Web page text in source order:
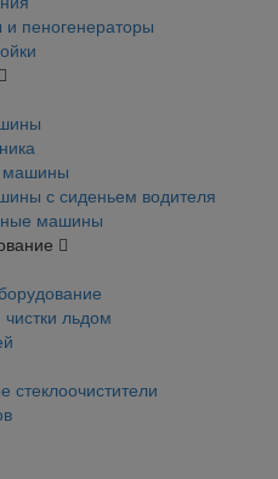
пеногенераторы
машины
с сиденьем водителя
машины
льдом